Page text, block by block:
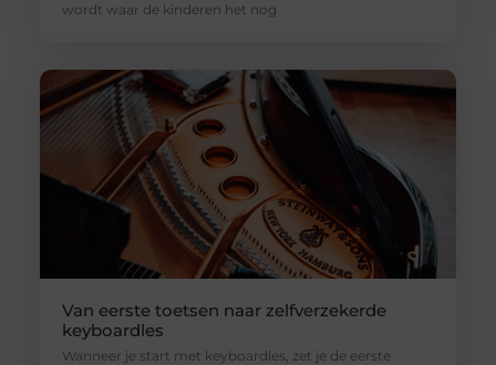
wordt waar de kinderen het nog
Van eerste toetsen naar zelfverzekerde
keyboardles
Wanneer je start met keyboardles, zet je de eerste